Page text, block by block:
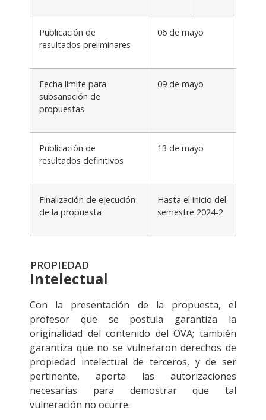
Publicación de
resultados preliminares
06 de mayo
Fecha límite para
subsanación de
propuestas
09 de mayo
Publicación de
resultados definitivos
13 de mayo
Finalización de ejecución
de la propuesta
Hasta el inicio del
semestre 2024-2
PROPIEDAD
Intelectual
Con la presentación de la propuesta, el
profesor que se postula garantiza la
originalidad del contenido del OVA; también
garantiza que no se vulneraron derechos de
propiedad intelectual de terceros, y de ser
pertinente, aporta las autorizaciones
necesarias para demostrar que tal
vulneración no ocurre.